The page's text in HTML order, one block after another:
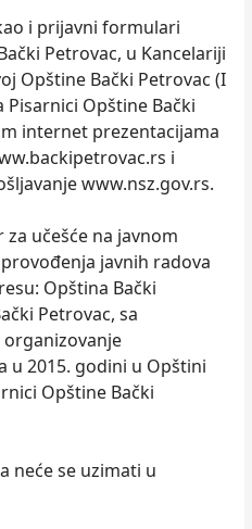
i prijavni formulari
Petrovac, u Kancelariji
Opštine Bački Petrovac (I
Pisarnici Opštine Bački
internet prezentacijama
i
www.nsz.gov.rs.
učešće na javnom
javnih radova
Opština Bački
Petrovac, sa
organizovanje
u 2015. godini u Opštini
Opštine Bački
neće se uzimati u